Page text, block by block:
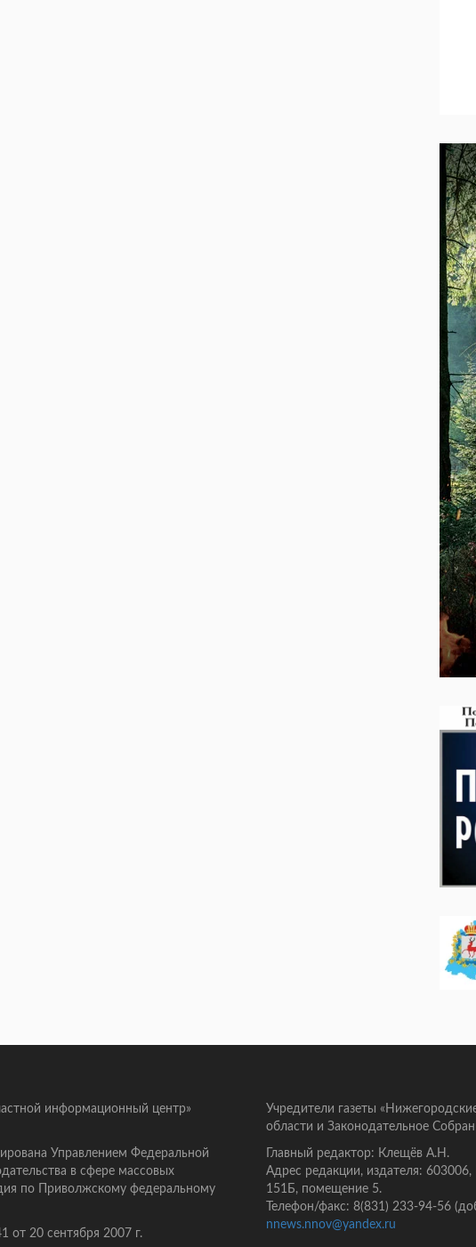
информационный центр»
Управлением Федеральной
в сфере массовых
по Приволжскому федеральному
20 сентября 2007 г.
Учредители газеты
области и Законодательное
Главный редактор: Клещёв А.Н.
Адрес редакции, издателя:
151Б, помещение 5.
Телефон/факс: 8(831) 233-94-56
nnews.nnov@yandex.ru